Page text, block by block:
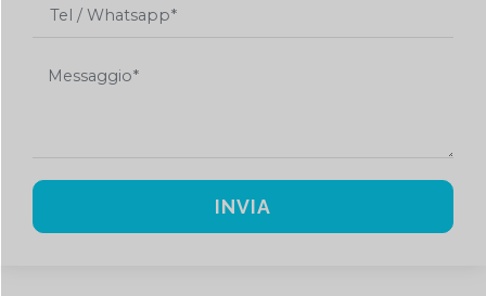
INVIA